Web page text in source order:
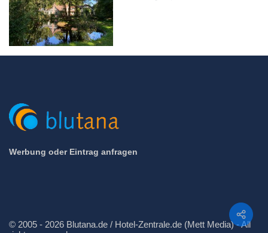
Teilen
Werbung oder Eintrag anfragen
© 2005 - 2026 Blutana.de / Hotel-Zentrale.de (Mett Media) - All